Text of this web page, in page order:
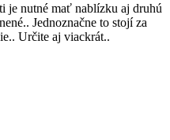
je nutné mať nablízku aj druhú
Jednoznačne to stojí za
Určite aj viackrát..